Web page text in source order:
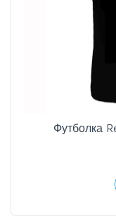
Футболка